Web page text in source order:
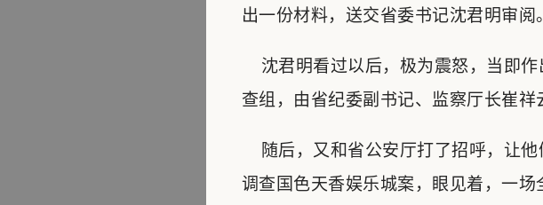
出一份材料，送交省委书记沈君明审阅。
沈君明看过以后，极为震怒，当即作
查组，由省纪委副书记、监察厅长崔祥
随后，又和省公安厅打了招呼，让他
调查国色天香娱乐城案，眼见着，一场